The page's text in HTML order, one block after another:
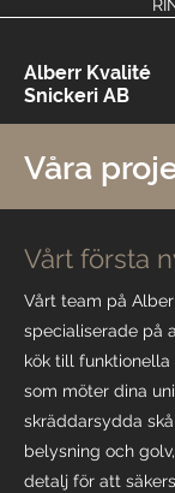
Alberr Kvalité
Snickeri AB
Våra
Vårt första
Vårt team på
specialiserade på
kök till
som möter dina
skräddarsydda
belysning och
detalj för att